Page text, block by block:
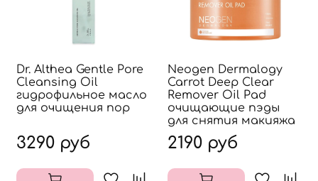
Dr. Althea Gentle Pore
Cleansing Oil
гидрофильное масло
для очищения пор
3290 руб
Neogen Dermalogy
Carrot Deep Clear
Remover Oil Pad
очищающие пэды
для снятия макияжа
2190 руб